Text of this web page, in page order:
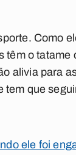
Como
o tatame
alivia para
tem que
ele foi